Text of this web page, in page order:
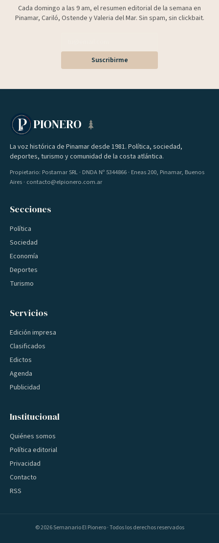
Cada domingo a las 9 am, el resumen editorial de la semana en
Pinamar, Cariló, Ostende y Valeria del Mar. Sin spam, sin clickbait.
Suscribirme
PIONERO
La voz histórica de Pinamar desde 1981. Política, sociedad,
deportes, turismo y comunidad de la costa atlántica.
Propietario: Postamar SRL · DNDA Nº 5344866 · Eneas 200, Pinamar, Buenos
Aires · contacto@elpionero.com.ar
Secciones
Política
Sociedad
Economía
Deportes
Turismo
Servicios
Edición impresa
Clasificados
Edictos
Agenda
Publicidad
Institucional
Quiénes somos
Política editorial
Privacidad
Contacto
RSS
©2026Semanario El Pionero · Todos los derechos reservados